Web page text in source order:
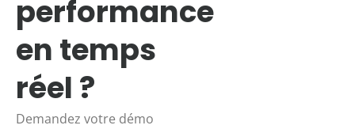
performance
en temps
réel ?
Demandez votre démo